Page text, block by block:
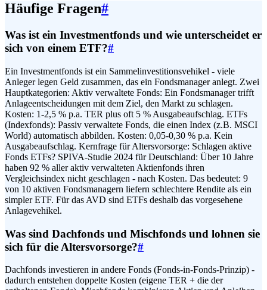
Häufige Fragen#
Was ist ein Investmentfonds und wie unterscheidet er
sich von einem ETF?#
Ein Investmentfonds ist ein Sammelinvestitionsvehikel - viele
Anleger legen Geld zusammen, das ein Fondsmanager anlegt. Zwei
Hauptkategorien: Aktiv verwaltete Fonds: Ein Fondsmanager trifft
Anlageentscheidungen mit dem Ziel, den Markt zu schlagen.
Kosten: 1-2,5 % p.a. TER plus oft 5 % Ausgabeaufschlag. ETFs
(Indexfonds): Passiv verwaltete Fonds, die einen Index (z.B. MSCI
World) automatisch abbilden. Kosten: 0,05-0,30 % p.a. Kein
Ausgabeaufschlag. Kernfrage für Altersvorsorge: Schlagen aktive
Fonds ETFs? SPIVA-Studie 2024 für Deutschland: Über 10 Jahre
haben 92 % aller aktiv verwalteten Aktienfonds ihren
Vergleichsindex nicht geschlagen - nach Kosten. Das bedeutet: 9
von 10 aktiven Fondsmanagern liefern schlechtere Rendite als ein
simpler ETF. Für das AVD sind ETFs deshalb das vorgesehene
Anlagevehikel.
Was sind Dachfonds und Mischfonds und lohnen sie
sich für die Altersvorsorge?#
Dachfonds investieren in andere Fonds (Fonds-in-Fonds-Prinzip) -
dadurch entstehen doppelte Kosten (eigene TER + die der